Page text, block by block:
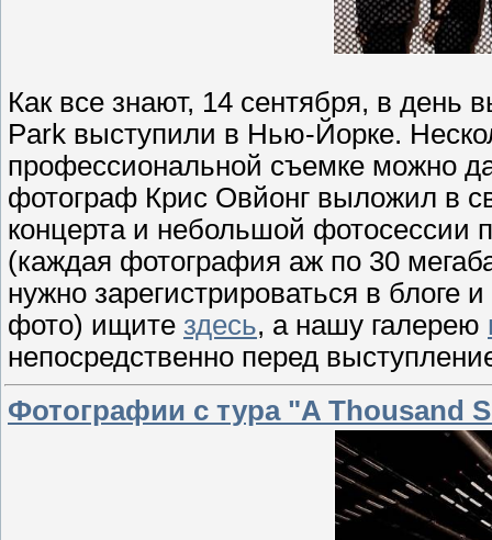
Как все знают, 14 сентября, в день
Park выступили в Нью-Йорке.
профессиональной съемке можно
фотограф Крис Овйонг выложил в
концерта и небольшой фотосессии
(каждая фотография аж по 30
нужно зарегистрироваться в блоге
фото) ищите здесь, а нашу галерею
непосредственно перед
Фотографии с тура "A Thousand